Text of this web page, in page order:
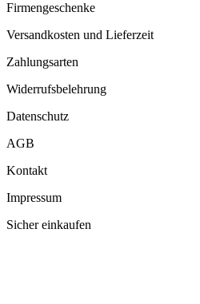
Firmengeschenke
Versandkosten und Lieferzeit
Zahlungsarten
Widerrufsbelehrung
Datenschutz
AGB
Kontakt
Impressum
Sicher einkaufen